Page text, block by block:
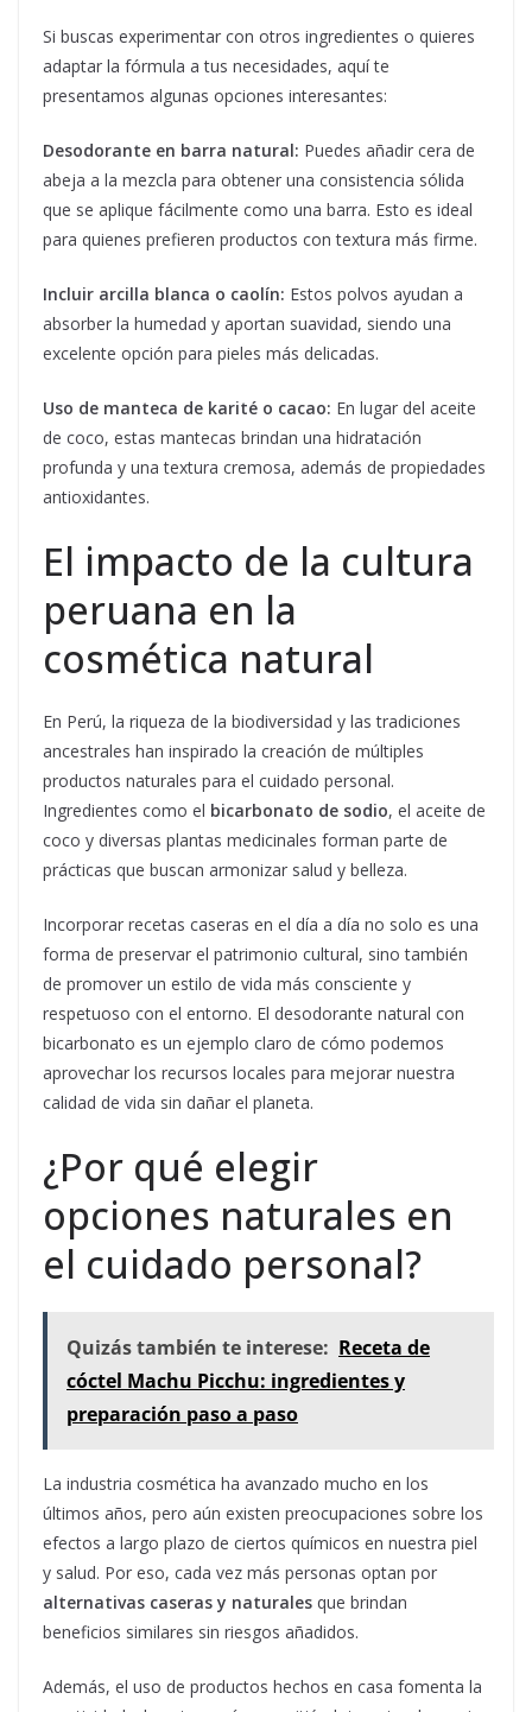
Si buscas experimentar con otros ingredientes o quieres
adaptar la fórmula a tus necesidades, aquí te
presentamos algunas opciones interesantes:
Desodorante en barra natural: Puedes añadir cera de
abeja a la mezcla para obtener una consistencia sólida
que se aplique fácilmente como una barra. Esto es ideal
para quienes prefieren productos con textura más firme.
Incluir arcilla blanca o caolín: Estos polvos ayudan a
absorber la humedad y aportan suavidad, siendo una
excelente opción para pieles más delicadas.
Uso de manteca de karité o cacao: En lugar del aceite
de coco, estas mantecas brindan una hidratación
profunda y una textura cremosa, además de propiedades
antioxidantes.
El impacto de la cultura
peruana en la
cosmética natural
En Perú, la riqueza de la biodiversidad y las tradiciones
ancestrales han inspirado la creación de múltiples
productos naturales para el cuidado personal.
Ingredientes como el bicarbonato de sodio, el aceite de
coco y diversas plantas medicinales forman parte de
prácticas que buscan armonizar salud y belleza.
Incorporar recetas caseras en el día a día no solo es una
forma de preservar el patrimonio cultural, sino también
de promover un estilo de vida más consciente y
respetuoso con el entorno. El desodorante natural con
bicarbonato es un ejemplo claro de cómo podemos
aprovechar los recursos locales para mejorar nuestra
calidad de vida sin dañar el planeta.
¿Por qué elegir
opciones naturales en
el cuidado personal?
Quizás también te interese: Receta de
cóctel Machu Picchu: ingredientes y
preparación paso a paso
La industria cosmética ha avanzado mucho en los
últimos años, pero aún existen preocupaciones sobre los
efectos a largo plazo de ciertos químicos en nuestra piel
y salud. Por eso, cada vez más personas optan por
alternativas caseras y naturales que brindan
beneficios similares sin riesgos añadidos.
Además, el uso de productos hechos en casa fomenta la